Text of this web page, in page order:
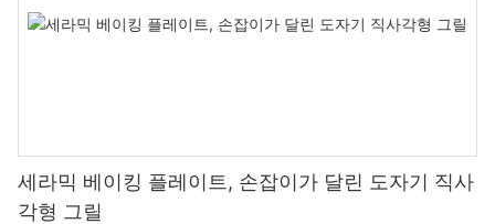
세라믹 베이킹 플레이트, 손잡이가 달린 도자기 직사
각형 그릴